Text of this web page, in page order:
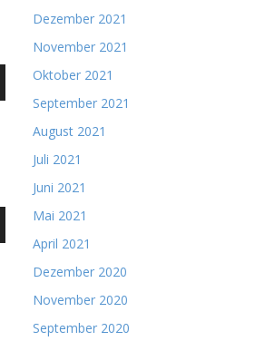
Dezember 2021
November 2021
Oktober 2021
September 2021
August 2021
Juli 2021
Juni 2021
Mai 2021
April 2021
Dezember 2020
November 2020
September 2020